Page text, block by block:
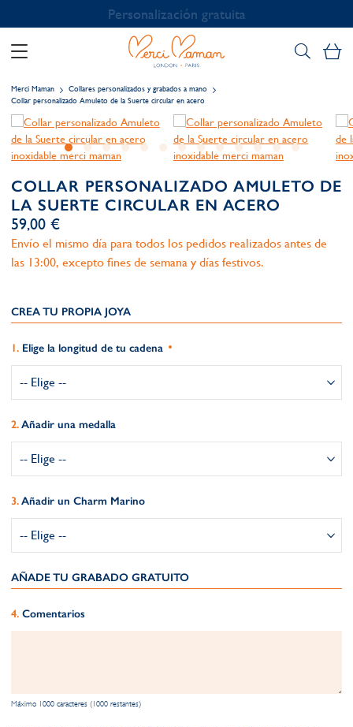
Personalización gratuita
Merci Maman
Collares personalizados y grabados a mano
Collar personalizado Amuleto de la Suerte circular en acero
COLLAR PERSONALIZADO AMULETO DE
LA SUERTE CIRCULAR EN ACERO
59,00 €
Envío el mismo día para todos los pedidos realizados antes de
las 13:00, excepto fines de semana y días festivos.
CREA TU PROPIA JOYA
Elige la longitud de tu cadena
Añadir una medalla
Añadir un Charm Marino
AÑADE TU GRABADO GRATUITO​
Comentarios
Máximo 1000 caracteres (1000 restantes)